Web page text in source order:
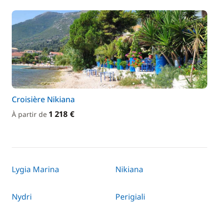
Croisière Nikiana
À partir de 1 218 €
Lygia Marina Nikiana
Nydri Perigiali